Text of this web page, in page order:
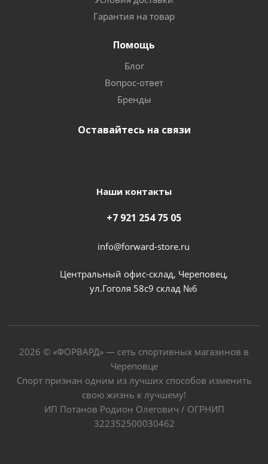
Гарантия на товар
Помощь
Блог
Вопрос-ответ
Бренды
Оставайтесь на связи
Наши контакты
+7 921 254 75 05
info@forward-store.ru
Центральный офис-склад, Череповец,
ул.Гоголя 58с9 склад №6
2026 © «ФОРВАРД» — сеть спортивных магазинов в
Череповце
Спорт признан одним из лучших способов изменить
свою жизнь к лучшему!
ИП Потанов Родион Олегович / ОГРНИП
322352500030462